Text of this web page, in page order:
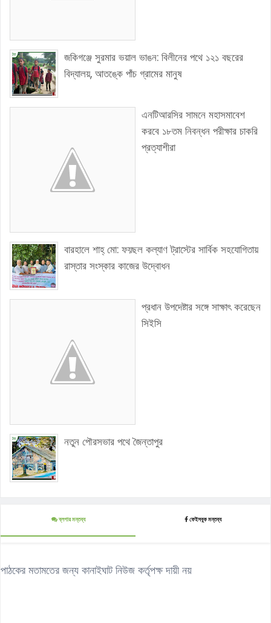
জকিগঞ্জে সুরমার ভয়াল ভাঙন: বিলীনের পথে ১২১ বছরের
বিদ্যালয়, আতঙ্কে পাঁচ গ্রামের মানুষ
এনটিআরসির সামনে মহাসমাবেশ
করবে ১৮তম নিবন্ধন পরীক্ষার চাকরি
প্রত্যাশীরা
বারহালে শাহ্ মো: ফয়ছল কল্যাণ ট্রাস্টের সার্বিক সহযোগিতায়
রাস্তার সংস্কার কাজের উদ্বোধন
প্রধান উপদেষ্টার সঙ্গে সাক্ষাৎ করেছেন
সিইসি
নতুন পৌরসভার পথে জৈন্তাপুর
ব্লগার মন্তব্য ফেইসবুক মন্তব্য
পাঠকের মতামতের জন্য কানাইঘাট নিউজ কর্তৃপক্ষ দায়ী নয়